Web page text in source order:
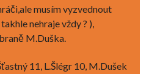
musím vyzvednout
nehraje vždy ? ),
M.Duška.
11, L.Šlégr 10, M.Dušek